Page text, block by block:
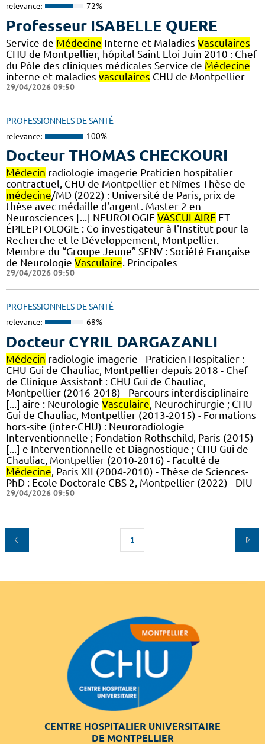
relevance: 72%
Professeur ISABELLE QUERE
Service de Médecine Interne et Maladies Vasculaires
CHU de Montpellier, hôpital Saint Eloi Juin 2010 : Chef
du Pôle des cliniques médicales Service de Médecine
interne et maladies vasculaires CHU de Montpellier
29/04/2026 09:50
PROFESSIONNELS DE SANTÉ
relevance: 100%
Docteur THOMAS CHECKOURI
Médecin radiologie imagerie Praticien hospitalier
contractuel, CHU de Montpellier et Nîmes Thèse de
médecine/MD (2022) : Université de Paris, prix de
thèse avec médaille d'argent. Master 2 en
Neurosciences [...] NEUROLOGIE VASCULAIRE ET
ÉPILEPTOLOGIE : Co-investigateur à l'Institut pour la
Recherche et le Développement, Montpellier.
Membre du “Groupe Jeune” SFNV : Société Française
de Neurologie Vasculaire. Principales
29/04/2026 09:50
PROFESSIONNELS DE SANTÉ
relevance: 68%
Docteur CYRIL DARGAZANLI
Médecin radiologie imagerie - Praticien Hospitalier :
CHU Gui de Chauliac, Montpellier depuis 2018 - Chef
de Clinique Assistant : CHU Gui de Chauliac,
Montpellier (2016-2018) - Parcours interdisciplinaire
[...] aire : Neurologie Vasculaire , Neurochirurgie ; CHU
Gui de Chauliac, Montpellier (2013-2015) - Formations
hors-site (inter-CHU) : Neuroradiologie
Interventionnelle ; Fondation Rothschild, Paris (2015) -
[...] e Interventionnelle et Diagnostique ; CHU Gui de
Chauliac, Montpellier (2010-2016) - Faculté de
Médecine , Paris XII (2004-2010) - Thèse de Sciences-
PhD : Ecole Doctorale CBS 2, Montpellier (2022) - DIU
29/04/2026 09:50
1
CENTRE HOSPITALIER UNIVERSITAIRE
DE MONTPELLIER